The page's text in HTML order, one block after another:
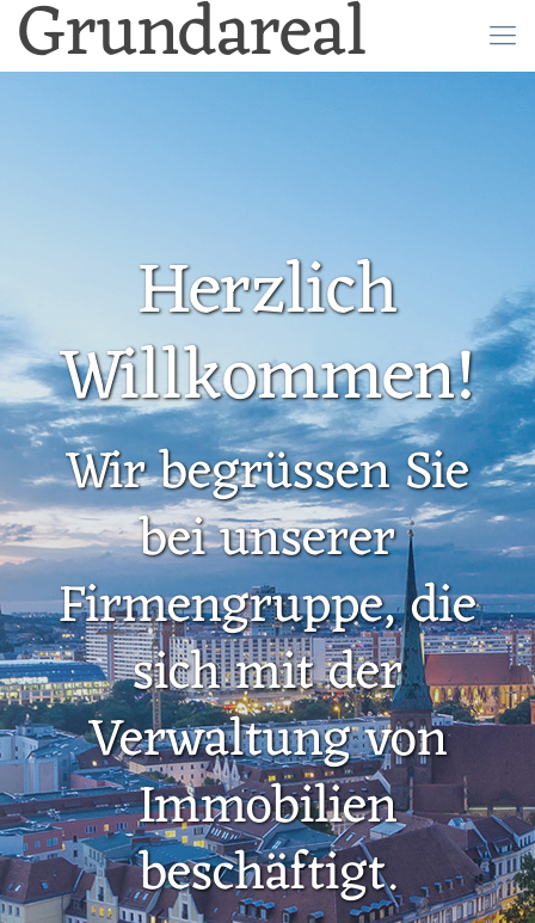
Grundareal
Herzlich
Willkommen!
Wir begrüssen Sie
bei unserer
Firmengruppe, die
sich mit der
Verwaltung von
Immobilien
beschäftigt.